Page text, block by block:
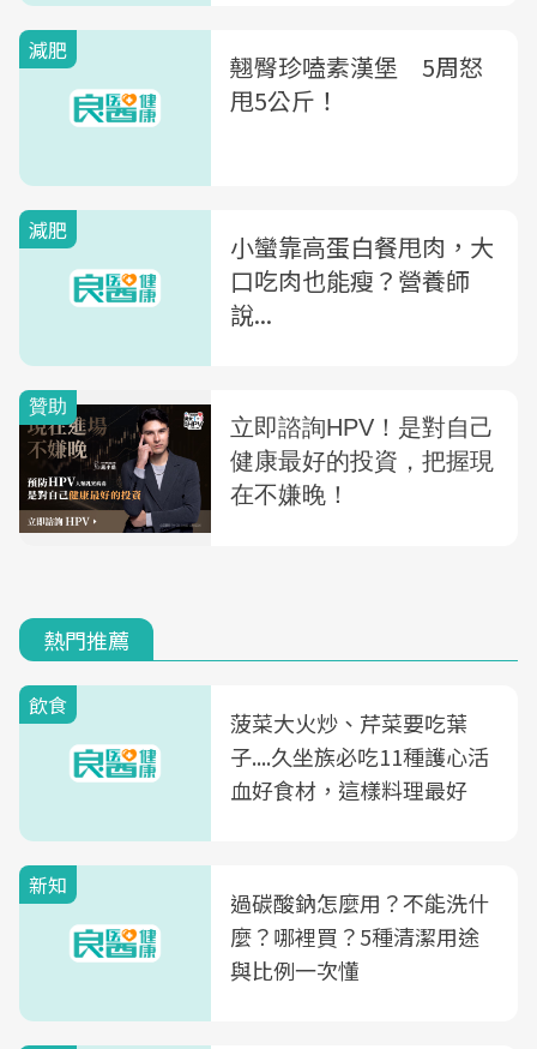
減肥
翹臀珍嗑素漢堡 5周怒
甩5公斤！
減肥
小蠻靠高蛋白餐甩肉，大
口吃肉也能瘦？營養師
說...
熱門推薦
飲食
菠菜大火炒、芹菜要吃葉
子....久坐族必吃11種護心活
血好食材，這樣料理最好
新知
過碳酸鈉怎麼用？不能洗什
麼？哪裡買？5種清潔用途
與比例一次懂